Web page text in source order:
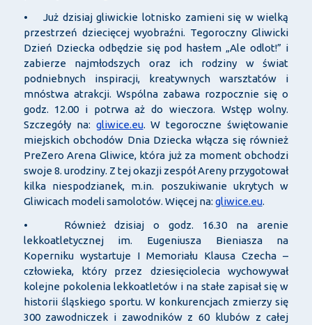
• Już dzisiaj gliwickie lotnisko zamieni się w wielką
przestrzeń dziecięcej wyobraźni. Tegoroczny Gliwicki
Dzień Dziecka odbędzie się pod hasłem „Ale odlot!” i
zabierze najmłodszych oraz ich rodziny w świat
podniebnych inspiracji, kreatywnych warsztatów i
mnóstwa atrakcji. Wspólna zabawa rozpocznie się o
godz. 12.00 i potrwa aż do wieczora. Wstęp wolny.
Szczegóły na: gliwice.eu. W tegoroczne świętowanie
miejskich obchodów Dnia Dziecka włącza się również
PreZero Arena Gliwice, która już za moment obchodzi
swoje 8. urodziny. Z tej okazji zespół Areny przygotował
kilka niespodzianek, m.in. poszukiwanie ukrytych w
Gliwicach modeli samolotów. Więcej na: gliwice.eu.
• Również dzisiaj o godz. 16.30 na arenie
lekkoatletycznej im. Eugeniusza Bieniasza na
Koperniku wystartuje I Memoriału Klausa Czecha –
człowieka, który przez dziesięciolecia wychowywał
kolejne pokolenia lekkoatletów i na stałe zapisał się w
historii śląskiego sportu. W konkurencjach zmierzy się
300 zawodniczek i zawodników z 60 klubów z całej